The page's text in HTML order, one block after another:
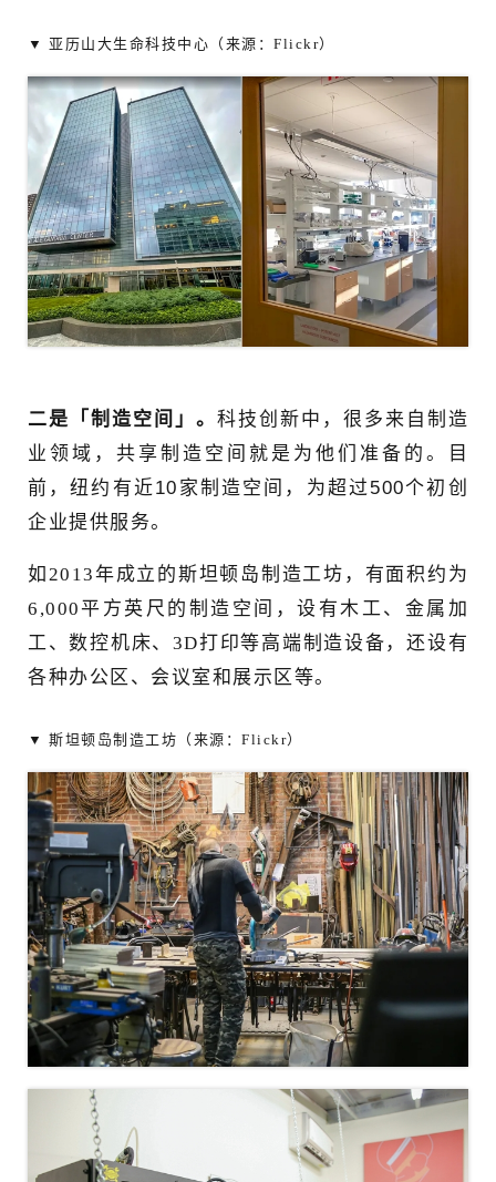
▼ 亚历山大生命科技中心（来源：Flickr）
二是「制造空间」。 科技创新中，很多来自制造
业领域，共享制造空间就是为他们准备的。目
前，纽约有近10家制造空间，为超过500个初创
企业提供服务。
如2013年成立的斯坦顿岛制造工坊，有面积约为
6,000平方英尺的制造空间，设有木工、金属加
工、数控机床、3D打印等高端制造设备，还设有
各种办公区、会议室和展示区等。
▼ 斯坦顿岛制造工坊（来源：Flickr）